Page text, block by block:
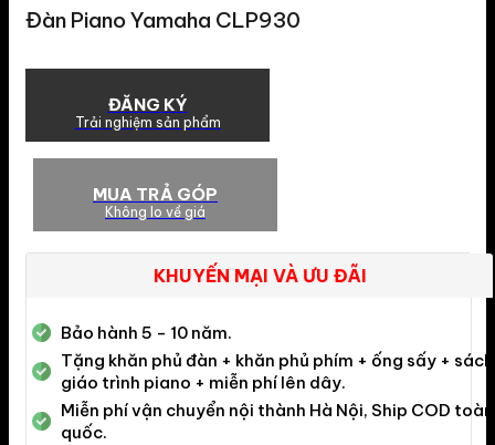
Đàn Piano Yamaha CLP930
ĐĂNG KÝ
Trải nghiệm sản phẩm
MUA TRẢ GÓP
Không lo về giá
KHUYẾN MẠI VÀ ƯU ĐÃI
Bảo hành 5 - 10 năm.
Tặng khăn phủ đàn + khăn phủ phím + ống sấy + sách
giáo trình piano + miễn phí lên dây.
Miễn phí vận chuyển nội thành Hà Nội, Ship COD toàn
quốc.